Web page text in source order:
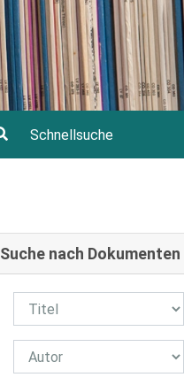
Suche nach Dokumenten